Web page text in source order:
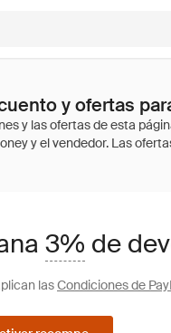
y ofertas
3% de
lasCondiciones de